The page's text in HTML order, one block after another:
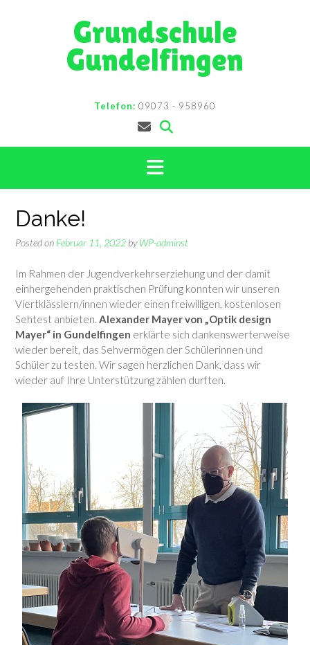
Grundschule
Gundelfingen
Telefon: 09073 - 958960
Danke!
Posted on Februar 11, 2022 byWP-adminst
Im Rahmen der Jugendverkehrserziehung und der damit
einhergehenden praktischen Prüfung konnten wir unseren
Viertklässlern/innen wieder einen freiwilligen, kostenlosen
Sehtest anbieten. Alexander Mayer von „Optik design
Mayer“ in Gundelfingen erklärte sich dankenswerterweise
wieder bereit, das Sehvermögen der Schülerinnen und
Schüler zu testen. Wir sagen herzlichen Dank, dass wir
wieder auf Ihre Unterstützung zählen durften.